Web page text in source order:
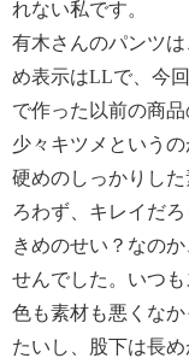
れない私です。
有木さんのパンツ
め表示はLLで、今
で作った以前の商
少々キツメという
硬めのしっかりし
ろわず、キレイだ
きめのせい？なの
せんでした。いつも
色も素材も悪くな
たいし、股下は長